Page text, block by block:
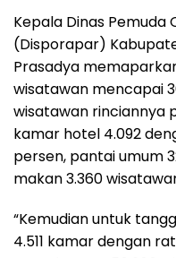
Kepala Dinas Pemuda
(Disporapar)
Prasadya
wisatawan mencapai
wisatawan rinciannya
kamar hotel 4.092
persen, pantai umum
makan 3.360
“Kemudian untuk
4.511 kamar dengan